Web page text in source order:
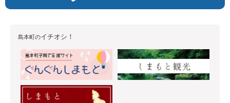
島本町のイチオシ！